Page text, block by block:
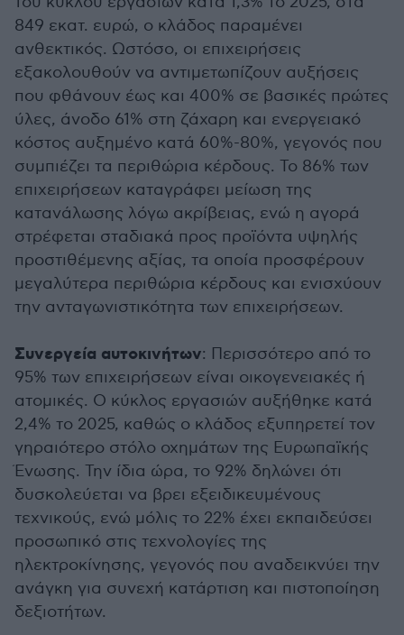
849 εκατ. ευρώ, ο κλάδος παραμένει
ανθεκτικός. Ωστόσο, οι επιχειρήσεις
εξακολουθούν να αντιμετωπίζουν αυξήσεις
που φθάνουν έως και 400% σε βασικές πρώτες
ύλες, άνοδο 61% στη ζάχαρη και ενεργειακό
κόστος αυξημένο κατά 60%-80%, γεγονός που
συμπιέζει τα περιθώρια κέρδους. Το 86% των
επιχειρήσεων καταγράφει μείωση της
κατανάλωσης λόγω ακρίβειας, ενώ η αγορά
στρέφεται σταδιακά προς προϊόντα υψηλής
προστιθέμενης αξίας, τα οποία προσφέρουν
μεγαλύτερα περιθώρια κέρδους και ενισχύουν
την ανταγωνιστικότητα των επιχειρήσεων.
Συνεργεία αυτοκινήτων: Περισσότερο από το
95% των επιχειρήσεων είναι οικογενειακές ή
ατομικές. Ο κύκλος εργασιών αυξήθηκε κατά
2,4% το 2025, καθώς ο κλάδος εξυπηρετεί τον
γηραιότερο στόλο οχημάτων της Ευρωπαϊκής
Ένωσης. Την ίδια ώρα, το 92% δηλώνει ότι
δυσκολεύεται να βρει εξειδικευμένους
τεχνικούς, ενώ μόλις το 22% έχει εκπαιδεύσει
προσωπικό στις τεχνολογίες της
ηλεκτροκίνησης, γεγονός που αναδεικνύει την
ανάγκη για συνεχή κατάρτιση και πιστοποίηση
δεξιοτήτων.